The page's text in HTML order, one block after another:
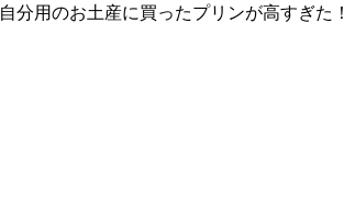
自分用のお土産に買ったプリンが高すぎた！